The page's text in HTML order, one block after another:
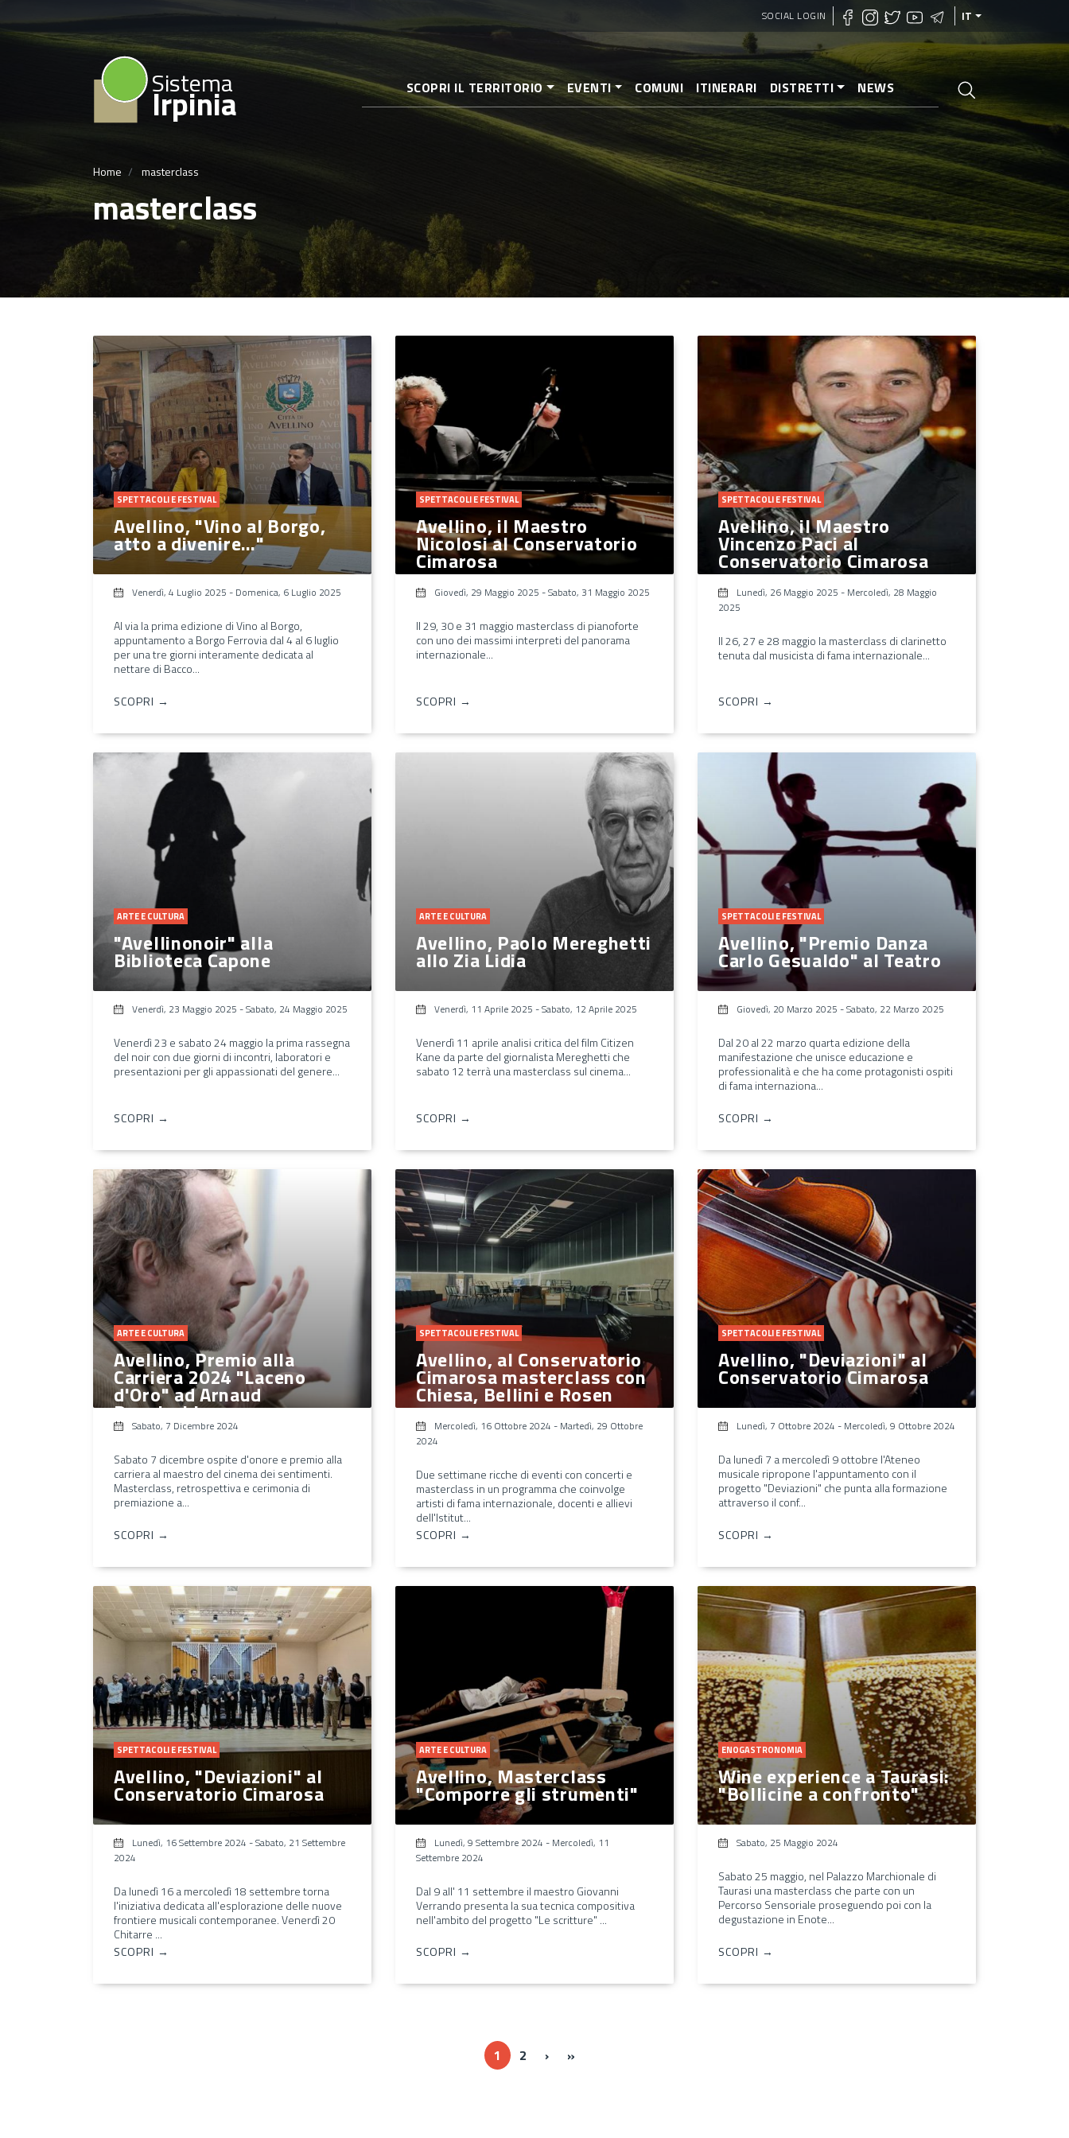
al
contenuto
principale
SOCIAL LOGIN IT
Sistema
Irpinia SCOPRI IL TERRITORIO EVENTI COMUNI ITINERARI DISTRETTI NEWS
Home masterclass
masterclass
SPETTACOLI E FESTIVAL
Avellino, "Vino al Borgo,
atto a divenire…"
Venerdì, 4 Luglio 2025 - Domenica, 6 Luglio 2025
Al via la prima edizione di Vino al Borgo,
appuntamento a Borgo Ferrovia dal 4 al 6 luglio
per una tre giorni interamente dedicata al
nettare di Bacco...
SCOPRI →
SPETTACOLI E FESTIVAL
Avellino, il Maestro
Nicolosi al Conservatorio
Cimarosa
Giovedì, 29 Maggio 2025 -Sabato, 31 Maggio 2025
Il 29, 30 e 31 maggio masterclass di pianoforte
con uno dei massimi interpreti del panorama
internazionale...
SCOPRI →
SPETTACOLI E FESTIVAL
Avellino, il Maestro
Vincenzo Paci al
Conservatorio Cimarosa
Lunedì, 26 Maggio 2025 - Mercoledì, 28 Maggio
2025
Il 26, 27 e 28 maggio la masterclass di clarinetto
tenuta dal musicista di fama internazionale...
SCOPRI →
ARTE E CULTURA
"Avellinonoir" alla
Biblioteca Capone
Venerdì, 23 Maggio 2025 -Sabato, 24 Maggio 2025
Venerdì 23 e sabato 24 maggio la prima rassegna
del noir con due giorni di incontri, laboratori e
presentazioni per gli appassionati del genere...
SCOPRI →
ARTE E CULTURA
Avellino, Paolo Mereghetti
allo Zia Lidia
Venerdì, 11 Aprile 2025 -Sabato, 12 Aprile 2025
Venerdì 11 aprile analisi critica del film Citizen
Kane da parte del giornalista Mereghetti che
sabato 12 terrà una masterclass sul cinema...
SCOPRI →
SPETTACOLI E FESTIVAL
Avellino, "Premio Danza
Carlo Gesualdo" al Teatro
Giovedì, 20 Marzo 2025 -Sabato, 22 Marzo 2025
Dal 20 al 22 marzo quarta edizione della
manifestazione che unisce educazione e
professionalità e che ha come protagonisti ospiti
di fama internaziona...
SCOPRI →
ARTE E CULTURA
Avellino, Premio alla
Carriera 2024 "Laceno
d'Oro" ad Arnaud
Desplechin
Sabato, 7 Dicembre 2024
Sabato 7 dicembre ospite d'onore e premio alla
carriera al maestro del cinema dei sentimenti.
Masterclass, retrospettiva e cerimonia di
premiazione a...
SCOPRI →
SPETTACOLI E FESTIVAL
Avellino, al Conservatorio
Cimarosa masterclass con
Chiesa, Bellini e Rosen
Mercoledì, 16 Ottobre 2024 - Martedì, 29 Ottobre
2024
Due settimane ricche di eventi con concerti e
masterclass in un programma che coinvolge
artisti di fama internazionale, docenti e allievi
dell'Istitut...
SCOPRI →
SPETTACOLI E FESTIVAL
Avellino, "Deviazioni" al
Conservatorio Cimarosa
Lunedì, 7 Ottobre 2024 - Mercoledì, 9 Ottobre 2024
Da lunedì 7 a mercoledì 9 ottobre l'Ateneo
musicale ripropone l'appuntamento con il
progetto "Deviazioni" che punta alla formazione
attraverso il conf...
SCOPRI →
SPETTACOLI E FESTIVAL
Avellino, "Deviazioni" al
Conservatorio Cimarosa
Lunedì, 16 Settembre 2024 -Sabato, 21 Settembre
2024
Da lunedì 16 a mercoledì 18 settembre torna
l'iniziativa dedicata all'esplorazione delle nuove
frontiere musicali contemporanee. Venerdì 20
Chitarre ...
SCOPRI →
ARTE E CULTURA
Avellino, Masterclass
"Comporre gli strumenti"
Lunedì, 9 Settembre 2024 - Mercoledì, 11
Settembre 2024
Dal 9 all' 11 settembre il maestro Giovanni
Verrando presenta la sua tecnica compositiva
nell'ambito del progetto "Le scritture" ...
SCOPRI →
ENOGASTRONOMIA
Wine experience a Taurasi:
"Bollicine a confronto"
Sabato, 25 Maggio 2024
Sabato 25 maggio, nel Palazzo Marchionale di
Taurasi una masterclass che parte con un
Percorso Sensoriale proseguendo poi con la
degustazione in Enote...
SCOPRI →
1 2 ››› »